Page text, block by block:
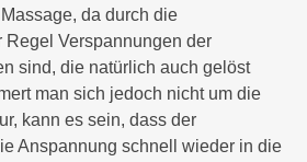
da durch die
Regel Verspannungen der
sind, die natürlich auch gelöst
man sich jedoch nicht um die
kann es sein, dass der
Anspannung schnell wieder in die